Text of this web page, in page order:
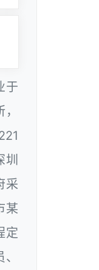
于
圳
采
某
定